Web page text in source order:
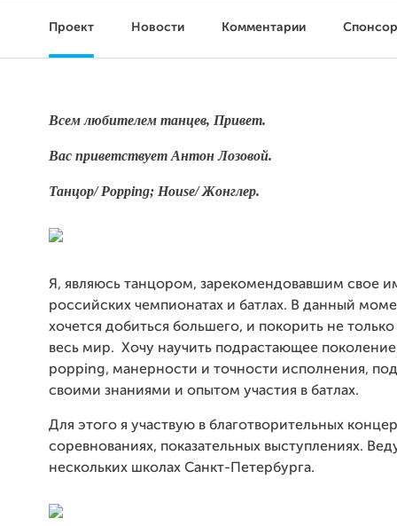
Проект Новости Комментарии
Всем любителем танцев, Привет.
Вас приветствует Антон Лозовой.
Танцор/ Popping; House/ Жонглер.
Я, являюсь танцором, зарекомендовавшим свое
российских чемпионатах и батлах. В данный
хочется добиться большего, и покорить не
весь мир. Хочу научить подрастающее
popping, манерности и точности исполнения,
своими знаниями и опытом участия в батлах.
Для этого я участвую в благотворительных
соревнованиях, показательных выступлениях.
нескольких школах Санкт-Петербурга.